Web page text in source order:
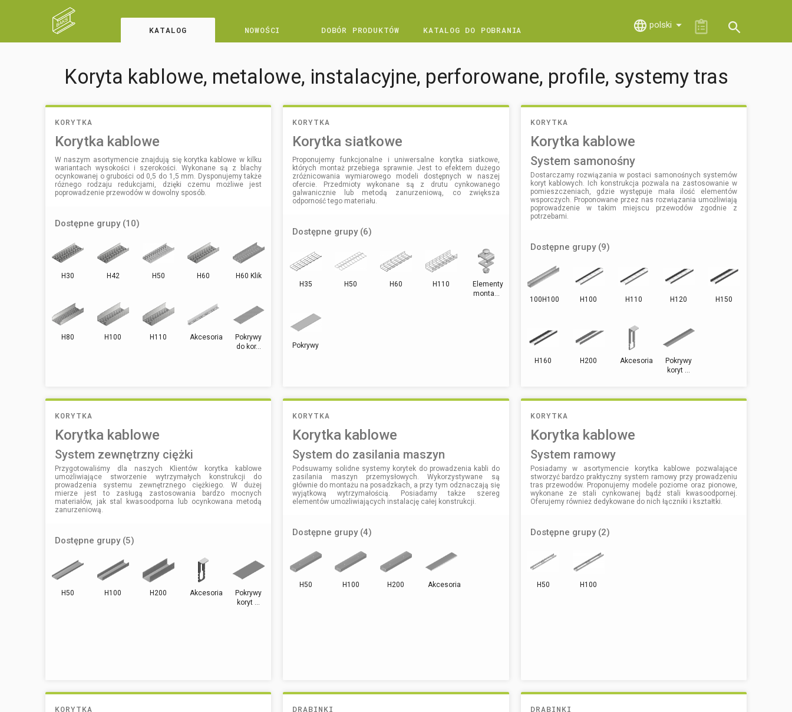
KATALOG NOWOŚCI DOBÓR PRODUKTÓW KATALOG DO POBRANIA polski
Koryta kablowe, metalowe, instalacyjne, perforowane, profile, systemy tras
KORYTKA
Korytka kablowe
W naszym asortymencie znajdują się korytka kablowe w kilku
wariantach wysokości i szerokości. Wykonane są z blachy
ocynkowanej o grubości od 0,5 do 1,5 mm. Dysponujemy także
różnego rodzaju redukcjami, dzięki czemu możliwe jest
poprowadzenie przewodów w dowolny sposób.
Dostępne grupy (10)
H30 H42 H50 H60 H60 Klik
H80 H100 H110 Akcesoria
Pokrywy
do kor...
KORYTKA
Korytka siatkowe
Proponujemy funkcjonalne i uniwersalne korytka siatkowe,
których montaż przebiega sprawnie. Jest to efektem dużego
zróżnicowania wymiarowego modeli dostępnych w naszej
ofercie. Przedmioty wykonane są z drutu cynkowanego
galwanicznie lub metodą zanurzeniową, co zwiększa
odporność tego materiału.
Dostępne grupy (6)
H35 H50 H60 H110
Elementy
monta...
Pokrywy
KORYTKA
Korytka kablowe
system samonośny
Dostarczamy rozwiązania w postaci samonośnych systemów
koryt kablowych. Ich konstrukcja pozwala na zastosowanie w
pomieszczeniach, gdzie występuje mała ilość elementów
wsporczych. Proponowane przez nas rozwiązania umożliwiają
poprowadzenie w takim miejscu przewodów zgodnie z
potrzebami.
Dostępne grupy (9)
100H100 H100 H110 H120 H150
H160 H200 Akcesoria
Pokrywy
koryt ...
KORYTKA
Korytka kablowe
system zewnętrzny ciężki
Przygotowaliśmy dla naszych Klientów korytka kablowe
umożliwiające stworzenie wytrzymałych konstrukcji do
prowadzenia systemu zewnętrznego ciężkiego. W dużej
mierze jest to zasługą zastosowania bardzo mocnych
materiałów, jak stal kwasoodporna lub ocynkowana metodą
zanurzeniową.
Dostępne grupy (5)
H50 H100 H200 Akcesoria
Pokrywy
koryt ...
KORYTKA
Korytka kablowe
system do zasilania maszyn
Podsuwamy solidne systemy korytek do prowadzenia kabli do
zasilania maszyn przemysłowych. Wykorzystywane są
głównie do montażu na posadzkach, a przy tym odznaczają się
wyjątkową wytrzymałością. Posiadamy także szereg
elementów umożliwiających instalację całej konstrukcji.
Dostępne grupy (4)
H50 H100 H200 Akcesoria
KORYTKA
Korytka kablowe
system ramowy
Posiadamy w asortymencie korytka kablowe pozwalające
stworzyć bardzo praktyczny system ramowy przy prowadzeniu
tras przewodów. Proponujemy modele poziome oraz pionowe,
wykonane ze stali cynkowanej bądź stali kwasoodpornej.
Oferujemy również dedykowane do nich łączniki i kształtki.
Dostępne grupy (2)
H50 H100
KORYTKA DRABINKI DRABINKI